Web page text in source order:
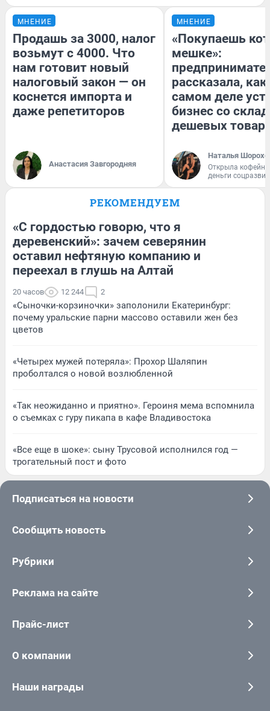
МНЕНИЕ
Продашь за 3000, налог
возьмут с 4000. Что
нам готовит новый
налоговый закон — он
коснется импорта и
даже репетиторов
Анастасия Завгородняя
МНЕНИЕ
«Покупаешь
мешке»:
рассказала, как
самом деле
бизнес со
дешевых
Наталья
Открыла
деньги
РЕКОМЕНДУЕМ
«С гордостью говорю, что я
деревенский»: зачем северянин
оставил нефтяную компанию и
переехал в глушь на Алтай
20 часов 12 244 2
«Сыночки-корзиночки» заполонили Екатеринбург:
почему уральские парни массово оставили жен без
цветов
«Четырех мужей потеряла»: Прохор Шаляпин
проболтался о новой возлюбленной
«Так неожиданно и приятно». Героиня мема вспомнила
о съемках с гуру пикапа в кафе Владивостока
«Все еще в шоке»: сыну Трусовой исполнился год —
трогательный пост и фото
Подписаться на новости
Сообщить новость
Рубрики
Реклама на сайте
Прайс-лист
О компании
Наши награды